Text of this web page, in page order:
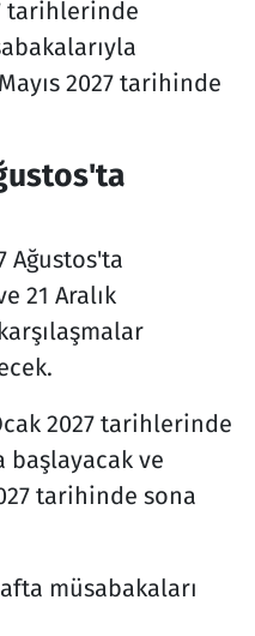
tarihlerinde
2027 tarihinde
Ağustos'ta
21 Aralık
2027 tarihlerinde
başlayacak ve
tarihinde sona
müsabakaları